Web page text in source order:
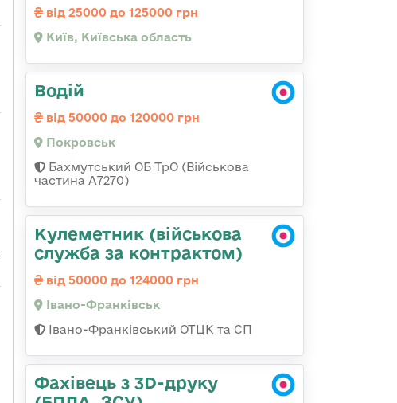
від 25000 до 125000 грн
Київ, Київська область
Водій
від 50000 до 120000 грн
Покровськ
Бахмутський ОБ ТрО (Військова
частина А7270)
Кулеметник (військова
служба за контрактом)
від 50000 до 124000 грн
Івано-Франківськ
Івано-Франківський ОТЦК та СП
Фахівець з 3D-друку